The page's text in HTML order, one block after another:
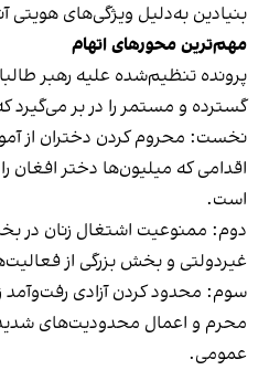
بنیادین به‌دلیل ویژگی‌های هویتی
مهم‌ترین محورهای اتهام
پرونده تنظیم‌شده علیه رهبر
گسترده و مستمر را در بر می‌گیرد
نخست: محروم کردن دختران از
اقدامی که میلیون‌ها دختر
است.
دوم: ممنوعیت اشتغال زنان در
غیردولتی و بخش بزرگی از
سوم: محدود کردن آزادی رفت‌وآمد
محرم و اعمال محدودیت‌های شدید
عمومی.